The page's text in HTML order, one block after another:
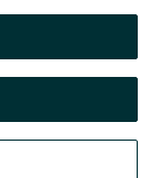
wskazanych powyżej,
brzmieniu.